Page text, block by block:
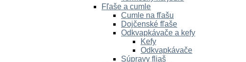
Fľaše a cumle
Cumle na fľašu
Dojčenské fľaše
Odkvapkávače a kefy
Kefy
Odkvapkávače
Súpravy fliaš